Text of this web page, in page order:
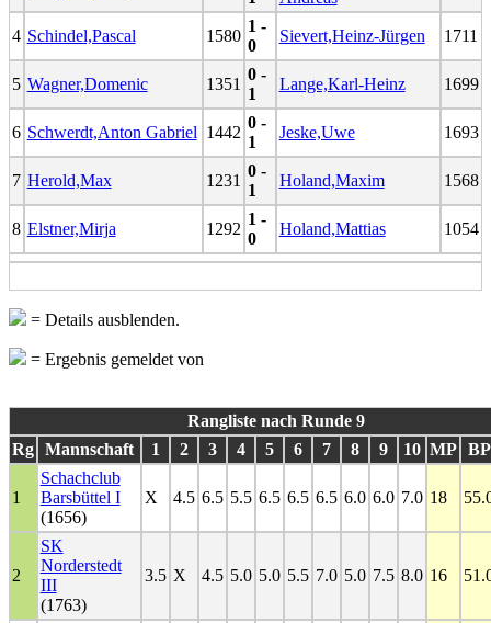
4 Schindel,Pascal 1580
1 -
0
Sievert,Heinz-Jürgen 1711
5 Wagner,Domenic 1351
0 -
1
Lange,Karl-Heinz 1699
6 Schwerdt,Anton Gabriel 1442
0 -
1
Jeske,Uwe 1693
7 Herold,Max 1231
0 -
1
Holand,Maxim 1568
8 Elstner,Mirja 1292
1 -
0
Holand,Mattias 1054
= Details ausblenden.
= Ergebnis gemeldet von
Rangliste nach Runde 9
Rg Mannschaft 1 2 3 4 5 6 7 8 9 10 MP BP
1
Schachclub
Barsbüttel I
(1656)
X 4.5 6.5 5.5 6.5 6.5 6.5 6.0 6.0 7.0 18
2
SK
Norderstedt
III
(1763)
3.5 X 4.5 5.0 5.0 5.5 7.0 5.0 7.5 8.0 16